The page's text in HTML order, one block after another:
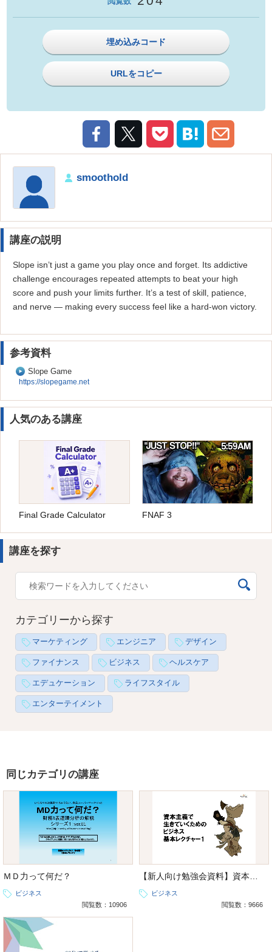
埋め込みコード
URLをコピー
smoothold
講座の説明
Slope isn’t just a game you play once and forget. Its addictive
challenge encourages repeated attempts to beat your high
score and push your limits further. It’s a test of skill, patience,
and nerve — making every success feel like a hard-won victory.
参考資料
Slope Game
https://slopegame.net
人気のある講座
Final Grade Calculator FNAF 3
講座を探す
カテゴリーから探す
マーケティング エンジニア デザイン
ファイナンス ビジネス ヘルスケア
エデュケーション ライフスタイル
エンターテイメント
同じカテゴリの講座
ＭＤ力って何だ？
ビジネス
閲覧数：10906
ビジネス
閲覧数：9666